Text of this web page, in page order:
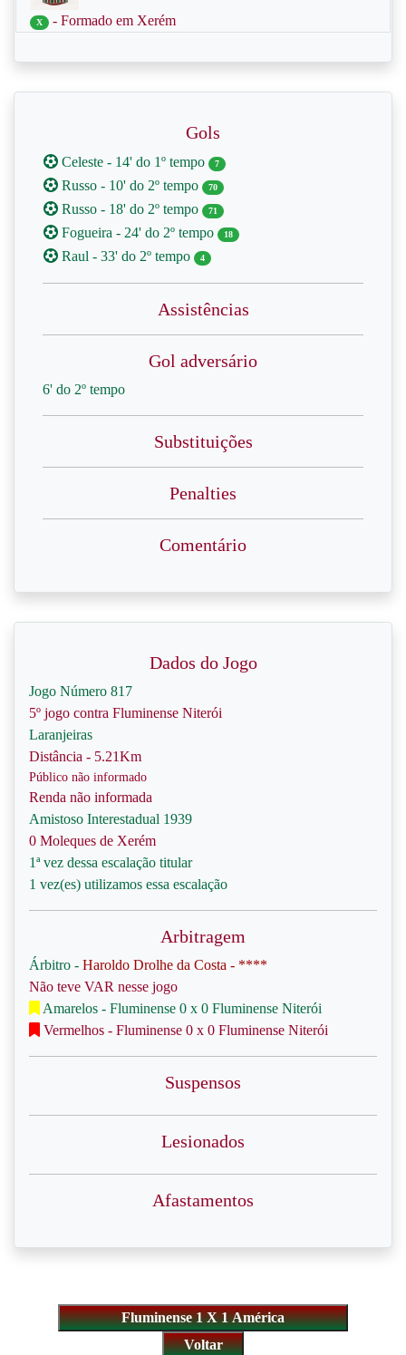
X - Formado em Xerém
Gols
Celeste - 14' do 1º tempo 7
Russo - 10' do 2º tempo 70
Russo - 18' do 2º tempo 71
Fogueira - 24' do 2º tempo 18
Raul - 33' do 2º tempo 4
Assistências
Gol adversário
6' do 2º tempo
Substituições
Penalties
Comentário
Dados do Jogo
Jogo Número 817
5º jogo contra Fluminense Niterói
Laranjeiras
Distância - 5.21Km
Público não informado
Renda não informada
Amistoso Interestadual 1939
0 Moleques de Xerém
1ª vez dessa escalação titular
1 vez(es) utilizamos essa escalação
Arbitragem
Árbitro - Haroldo Drolhe da Costa - ****
Não teve VAR nesse jogo
Amarelos - Fluminense 0 x 0 Fluminense Niterói
Vermelhos - Fluminense 0 x 0 Fluminense Niterói
Suspensos
Lesionados
Afastamentos